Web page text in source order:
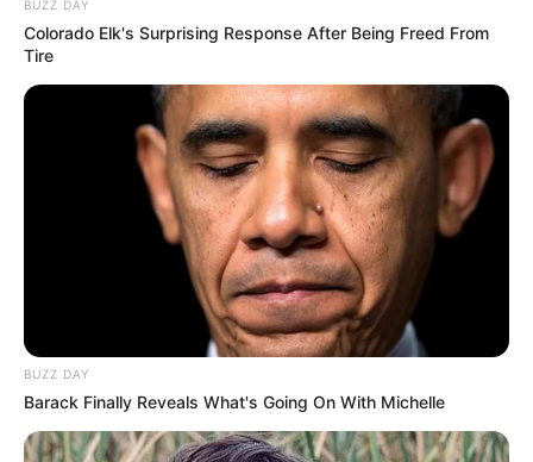
BUZZ DAY
Colorado Elk's Surprising Response After Being Freed From
Tire
BUZZ DAY
Barack Finally Reveals What's Going On With Michelle